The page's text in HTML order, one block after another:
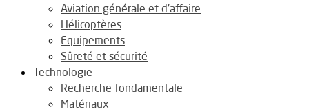
Aviation générale et d’affaire
Hélicoptères
Equipements
Sûreté et sécurité
Technologie
Recherche fondamentale
Matériaux